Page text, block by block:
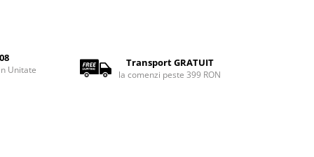
Unitate
Transport GRATUIT
la comenzi peste 399 RON